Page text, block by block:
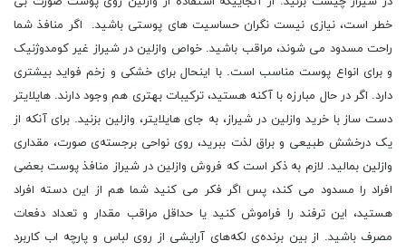
‌خطر است، نیازی نیست نگران حساسیت ‌های پوستی باشید. اگر منافذ شما
راحت مسدود می‌ شوند، مراقب باشید. خواص وازلین در شیراز غیر کومدوژنیک
و برای انواع پوست مناسب است. با اینحال برای خشکی و زخم فواید بیشتری
دارد. اگر در حال مبارزه با آکنه هستید، ترکیبات بهتری هم وجود دارند. هایلایتر
دست ساز با خرید وازلین در شیراز، به جای هایلایتر، وازلین بزنید. برای آنکه از
یک درخشش طبیعی و براق لذت ببرید، روی نواحی برجسته‌ی صورت، مقداری
وازلین بمالید. لازم به ذکر است که فروش وازلین در شیراز منافذ پوست بعضی‌
افراد را مسدود می کند، پس اگر فکر می ‌کنید شما هم از این دسته افراد
هستید، این ترفند را فراموش کنید یا حداقل مراقب مقدار و تعداد دفعات
مصرف باشید. از بین برنده‌ی لکه‌های آرایشی از روی لباس و پارچه اب کاربرد